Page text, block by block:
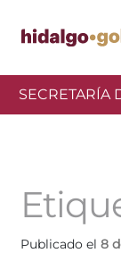
SECRETARÍA
Publicado el 8